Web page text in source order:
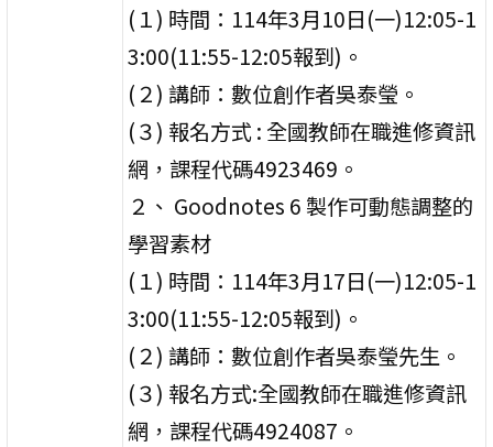
(１) 時間：114年3月10日(一)12:05-1
3:00(11:55-12:05報到)。
(２) 講師：數位創作者吳泰瑩。
(３) 報名方式 : 全國教師在職進修資訊
網，課程代碼4923469。
２、 Goodnotes 6 製作可動態調整的
學習素材
(１) 時間：114年3月17日(一)12:05-1
3:00(11:55-12:05報到)。
(２) 講師：數位創作者吳泰瑩先生。
(３) 報名方式:全國教師在職進修資訊
網，課程代碼4924087。